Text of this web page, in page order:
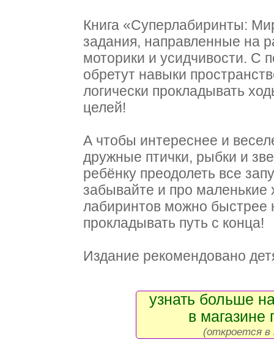
Книга «Суперлабиринты:
задания, направленные на
моторики и усидчивости. С
обретут навыки
логически прокладывать
целей!
А чтобы интереснее и
дружные птички, рыбки и
ребёнку преодолеть все
забывайте и про маленькие
лабиринтов можно быстрее
прокладывать путь с конца!
Издание рекомендовано
узнать больше
в магазине
(откроется в